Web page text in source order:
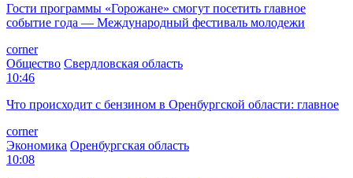
Гости программы «Горожане» смогут посетить главное
событие года — Международный фестиваль молодежи
corner
Общество Свердловская область
10:46
Что происходит с бензином в Оренбургской области: главное
corner
Экономика Оренбургская область
10:08